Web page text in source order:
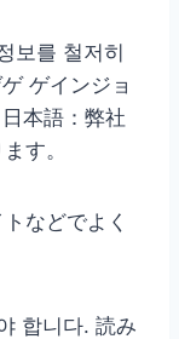
보를 철저히
ゲインジョ
本語：弊社
す。
などでよく
합니다. 読み